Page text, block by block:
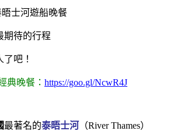
期待的行程
吧！
典晚餐： https://goo.gl/NcwR4J
最著名的泰晤士河 （RiverThames）